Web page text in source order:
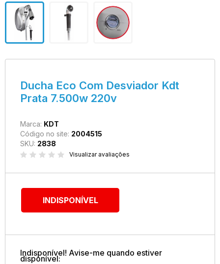
Ducha Eco Com Desviador Kdt
Prata 7.500w 220v
Marca: KDT
Código no site: 2004515
SKU: 2838
Visualizar avaliações
INDISPONÍVEL
Indisponível! Avise-me quando estiver
disponível: